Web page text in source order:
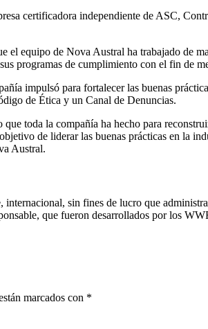
certificadora independiente de ASC,
equipo de Nova Austral ha trabajado de
programas de cumplimiento con el fin de
impulsó para fortalecer las buenas
de Ética y un Canal de Denuncias.
toda la compañía ha hecho para
de liderar las buenas prácticas en la
Austral.
sin fines de lucro que
que fueron desarrollados por los
marcados con *